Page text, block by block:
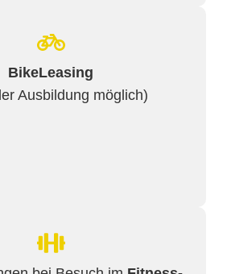
BikeLeasing
Ausbildung möglich)